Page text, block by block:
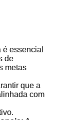
essencial
de
metas
que a
com